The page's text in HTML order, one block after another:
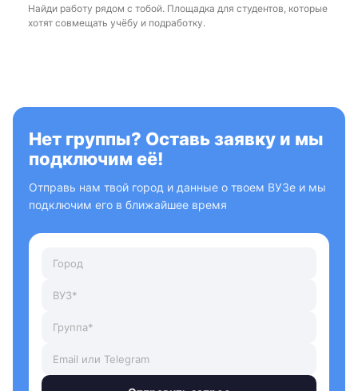
Найди работу рядом с тобой. Площадка для студентов, которые
хотят совмещать учёбу и подработку.
Нет группы? Оставь заявку и мы
подключим её!
Отправь нам твой город и данные о твоем ВУЗе и мы
подключим его в ближайшее время